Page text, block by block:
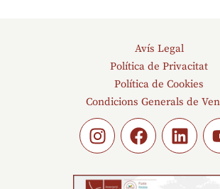
Avís Legal
Política de Privacitat
Política de Cookies
Condicions Generals de